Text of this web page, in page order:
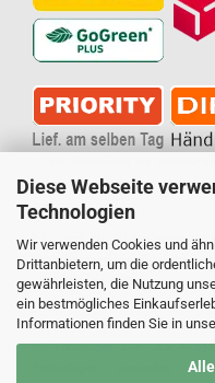
Diese Webseite
Technologien
Wir verwenden Cookies und
Drittanbietern, um die
gewährleisten, die Nutzung
ein bestmögliches
Informationen finden Sie in
könnten von Verbrauchern stammen,
oder genutzt haben.
* GoGreen Plus ist ein Service, der
Logistiknetzwerks von Deutsche Post
Kraftstoffe und Technologien
Kraftstoffe im Transportmodus und
genutzt werden. Dies bedeutet nicht
mit Fahrzeugen oder über
Technologien verwenden.